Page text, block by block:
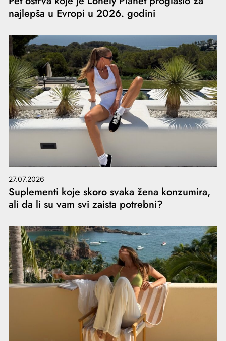
najlepša u Evropi u 2026. godini
27.07.2026
Suplementi koje skoro svaka žena konzumira,
ali da li su vam svi zaista potrebni?